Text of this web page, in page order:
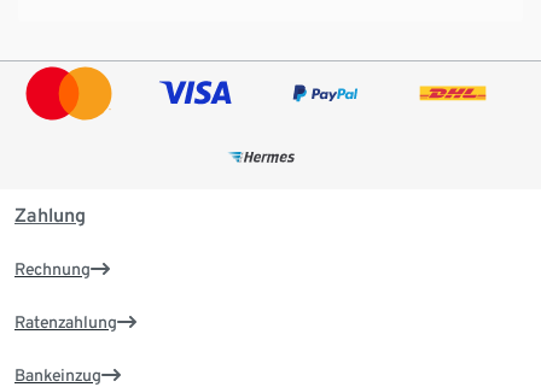
Zahlung
Rechnung
Ratenzahlung
Bankeinzug